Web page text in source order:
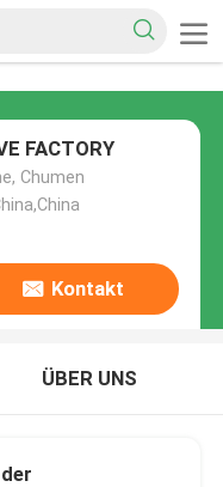
FACTORY
Chumen
Kontakt
ÜBER UNS